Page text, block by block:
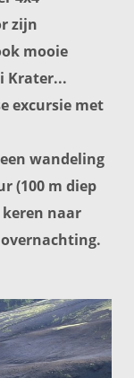
zijn
mooie
Krater...
excursie met
wandeling
(100 m diep
naar